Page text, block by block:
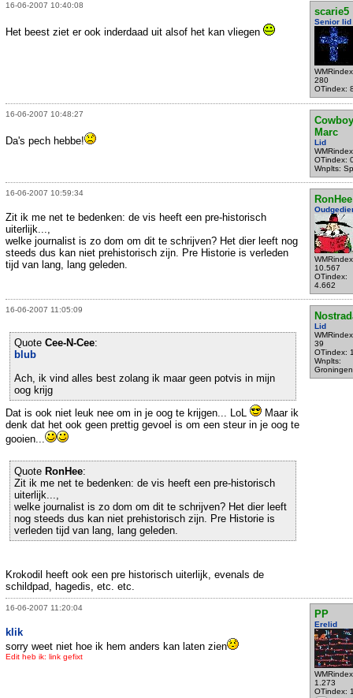
16-06-2007 10:40:08
scarie5
Senior lid
280
OTindex:
Het beest ziet er ook inderdaad uit alsof het kan vliegen
16-06-2007 10:48:27
Cowboy
Marc
Lid
OTindex:
Wnplts:
Da's pech hebbe!
16-06-2007 10:59:34
RonHee
10.567
OTindex:
4.662
Zit ik me net te bedenken: de vis heeft een pre-historisch
uiterlijk...,
welke journalist is zo dom om dit te schrijven? Het dier leeft nog
steeds dus kan niet prehistorisch zijn. Pre Historie is verleden
tijd van lang, lang geleden.
16-06-2007 11:05:09
Lid
39
OTindex:
Wnplts:
Groningen
Quote Cee-N-Cee:
blub
Ach, ik vind alles best zolang ik maar geen potvis in mijn
oog krijg
Dat is ook niet leuk nee om in je oog te krijgen... LoL
Maar ik
denk dat het ook geen prettig gevoel is om een steur in je oog te
gooien...
Quote RonHee:
Zit ik me net te bedenken: de vis heeft een pre-historisch
uiterlijk...,
welke journalist is zo dom om dit te schrijven? Het dier leeft
nog steeds dus kan niet prehistorisch zijn. Pre Historie is
verleden tijd van lang, lang geleden.
Krokodil heeft ook een pre historisch uiterlijk, evenals de
schildpad, hagedis, etc. etc.
16-06-2007 11:20:04
PP
Erelid
1.273
OTindex:
klik
sorry weet niet hoe ik hem anders kan laten zien
Edit heb ik: link gefixt